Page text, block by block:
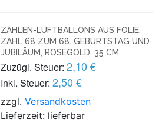
ZAHLEN-LUFTBALLONS AUS FOLIE,
ZAHL 68 ZUM 68. GEBURTSTAG UND
JUBILÄUM, ROSEGOLD, 35 CM
Zuzügl. Steuer: 2,10 €
Inkl. Steuer: 2,50 €
zzgl.Versandkosten
Lieferzeit: lieferbar